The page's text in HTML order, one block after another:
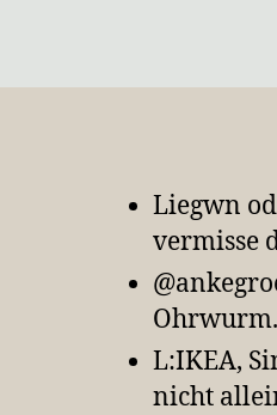
Liegwn
vermisse
L:IKEA,
nicht